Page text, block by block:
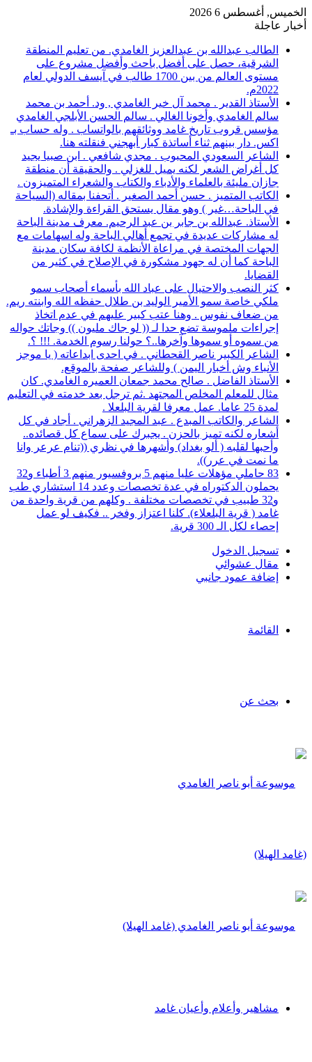
الخميس, أغسطس 6 2026
أخبار عاجلة
الطالب عبدالله بن عبدالعزيز الغامدي. من تعليم المنطقة
الشرقية، حصل على أفضل باحث وأفضل مشروع على
مستوى العالم من بين 1700 طالب في آيسف الدولي لعام
2022م.
الأستاذ القدير . محمد آل خير الغامدي , ود. أحمد بن محمد
سالم الغامدي وأخونا الغالي . سالم الحسن الأبلجي الغامدي
مؤسس قروب تاريخ غامد ووثائقهم بالواتساب . وله حساب بـ
اكس. دار بينهم ثناء أساتذة كبار أبهجني فنقلته هنا.
الشاعر السعودي المحبوب . مجدي شافعي . ابن صبيا يجيد
كل أغراض الشعر لكنه يميل للغزلي . والحقيقة أن منطقة
جازان مليئة بالعلماء والأدباء والكتاب والشعراء المتميزون .
الكاتب المتميز . حسن أحمد الصغير . أتحفنا بمقاله (السياحة
في الباحة…غير ) وهو مقال يستحق القراءة والإشادة.
الأستاذ. عبدالله بن جابر بن عبد الرحيم. معرف مدينة الباحة
له مشاركات عديدة في تجمع أهالي الباحة وله اسهامات مع
الجهات المختصة في مراعاة الأنظمة لكافة سكان مدينة
الباحة كما أن له جهود مشكورة في الإصلاح في كثير من
القضايا.
كثر النصب والاحتيال على عباد الله بأسماء أصحاب سمو
ملكي خاصة سمو الأمير الوليد بن طلال حفظه الله وابنته ريم.
من ضعاف نفوس . وهنا عتب كبير عليهم في عدم اتخاذ
إجراءات ملموسة تضع حدا لـ (( لو جاك مليون )) وجاتك حواله
من سموه أو سموها وآخرها..؟ حولنا رسوم الخدمة. !!! ؟.
الشاعر الكبير ناصر القحطاني . في احدى ابداعاته ( يا موجز
الأنباء وش أخبار اليمن ) وللشاعر صفحة بالموقع.
الأستاذ الفاضل . صالح محمد جمعان العميره الغامدي. كان
مثال للمعلم المخلص المجتهد .ثم ترجل بعد خدمته في التعليم
لمدة 25 عاما. عمل معرفا لقرية البلعلا .
الشاعر والكاتب المبدع . عبد المجيد الزهراني . أجاد في كل
أشعاره لكنه تميز بالحزن . يجبرك على سماع كل قصائده..
وأحبها لقلبه ( ألو بغداد) وأشهرها في نظري ((تنام عرعر وانا
ما نمت في عرر)).
83 حاملي مؤهلات عليا منهم 5 بروفسيور منهم 3 أطباء و32
يحملون الدكتوراه في عدة تخصصات وعدد 14 استشاري طب
و32 طبيب في تخصصات مختلفة . وكلهم من قرية واحدة من
غامد ( قرية البلعلاء). كلنا اعتزاز وفخر .. فكيف لو عمل
إحصاء لكل الـ 300 قرية.
تسجيل الدخول
مقال عشوائي
إضافة عمود جانبي
القائمة
بحث عن
مشاهير وأعلام وأعيان غامد